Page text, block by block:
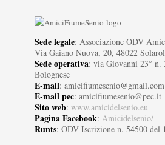
Sede legale: Associazione ODV
Via Gaiano Nuova, 20, 48022
Sede operativa: via Giovanni 23° n.
Bolognese
E-mail: amicifiumesenio@gmail.com
E-mail pec: amicifiumesenio@pec.it
Sito web: www.amicidelsenio.eu
Pagina Facebook: Amicidelsenio/
Runts: ODV Iscrizione n. 54500 del